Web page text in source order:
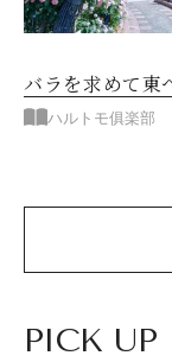
バラを求めて東
ハルトモ俱楽部
PICK UP